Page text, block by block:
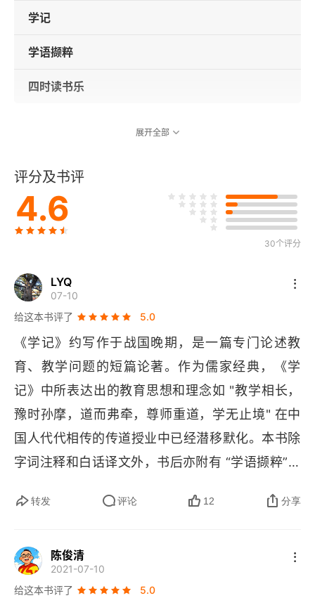
学记
学语撷粹
四时读书乐
展开全部
评分及书评
4.6
30个评分
LYQ
07-10
给这本书评了
5.0
《学记》约写作于战国晚期，是一篇专门论述教
育、教学问题的短篇论著。作为儒家经典，《学
记》中所表达出的教育思想和理念如 "教学相长，
豫时孙摩，道而弗牵，尊师重道，学无止境" 在中
国人代代相传的传道授业中已经潜移默化。本书除
字词注释和白话译文外，书后亦附有 “学语撷粹”，
画，可为补充阅读。
转发 评论 12 分享
陈俊清
2021-07-10
给这本书评了
5.0